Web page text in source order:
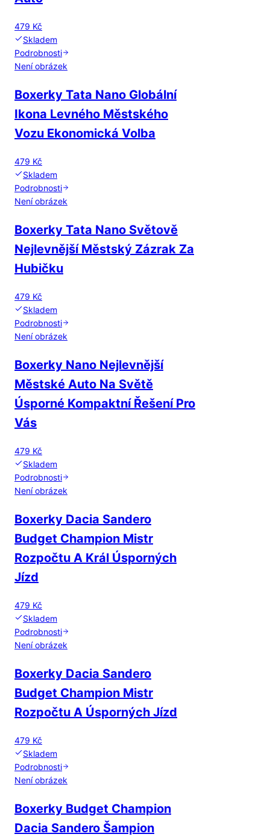
479 Kč
Skladem
Podrobnosti
Není obrázek
Boxerky Tata Nano Globální
Ikona Levného Městského
Vozu Ekonomická Volba
479 Kč
Skladem
Podrobnosti
Není obrázek
Boxerky Tata Nano Světově
Nejlevnější Městský Zázrak Za
Hubičku
479 Kč
Skladem
Podrobnosti
Není obrázek
Boxerky Nano Nejlevnější
Městské Auto Na Světě
Úsporné Kompaktní Řešení Pro
Vás
479 Kč
Skladem
Podrobnosti
Není obrázek
Boxerky Dacia Sandero
Budget Champion Mistr
Rozpočtu A Král Úsporných
Jízd
479 Kč
Skladem
Podrobnosti
Není obrázek
Boxerky Dacia Sandero
Budget Champion Mistr
Rozpočtu A Úsporných Jízd
479 Kč
Skladem
Podrobnosti
Není obrázek
Boxerky Budget Champion
Dacia Sandero Šampion